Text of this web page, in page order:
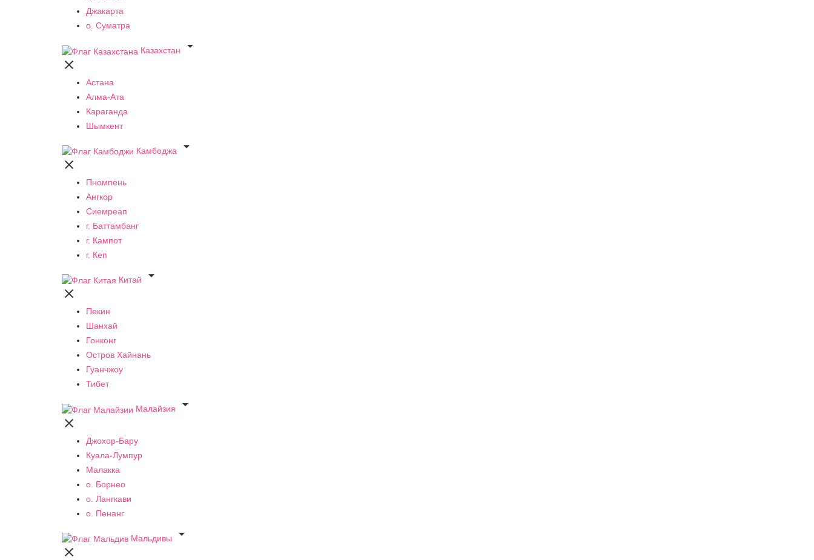
Джакарта
о. Суматра
Казахстан


Астана
Алма-Ата
Караганда
Шымкент
Камбоджа


Пномпень
Ангкор
Сиемреап
г. Баттамбанг
г. Кампот
г. Кеп
Китай


Пекин
Шанхай
Гонконг
Остров Хайнань
Гуанчжоу
Тибет
Малайзия


Джохор-Бару
Куала-Лумпур
Малакка
о. Борнео
о. Лангкави
о. Пенанг
Мальдивы

